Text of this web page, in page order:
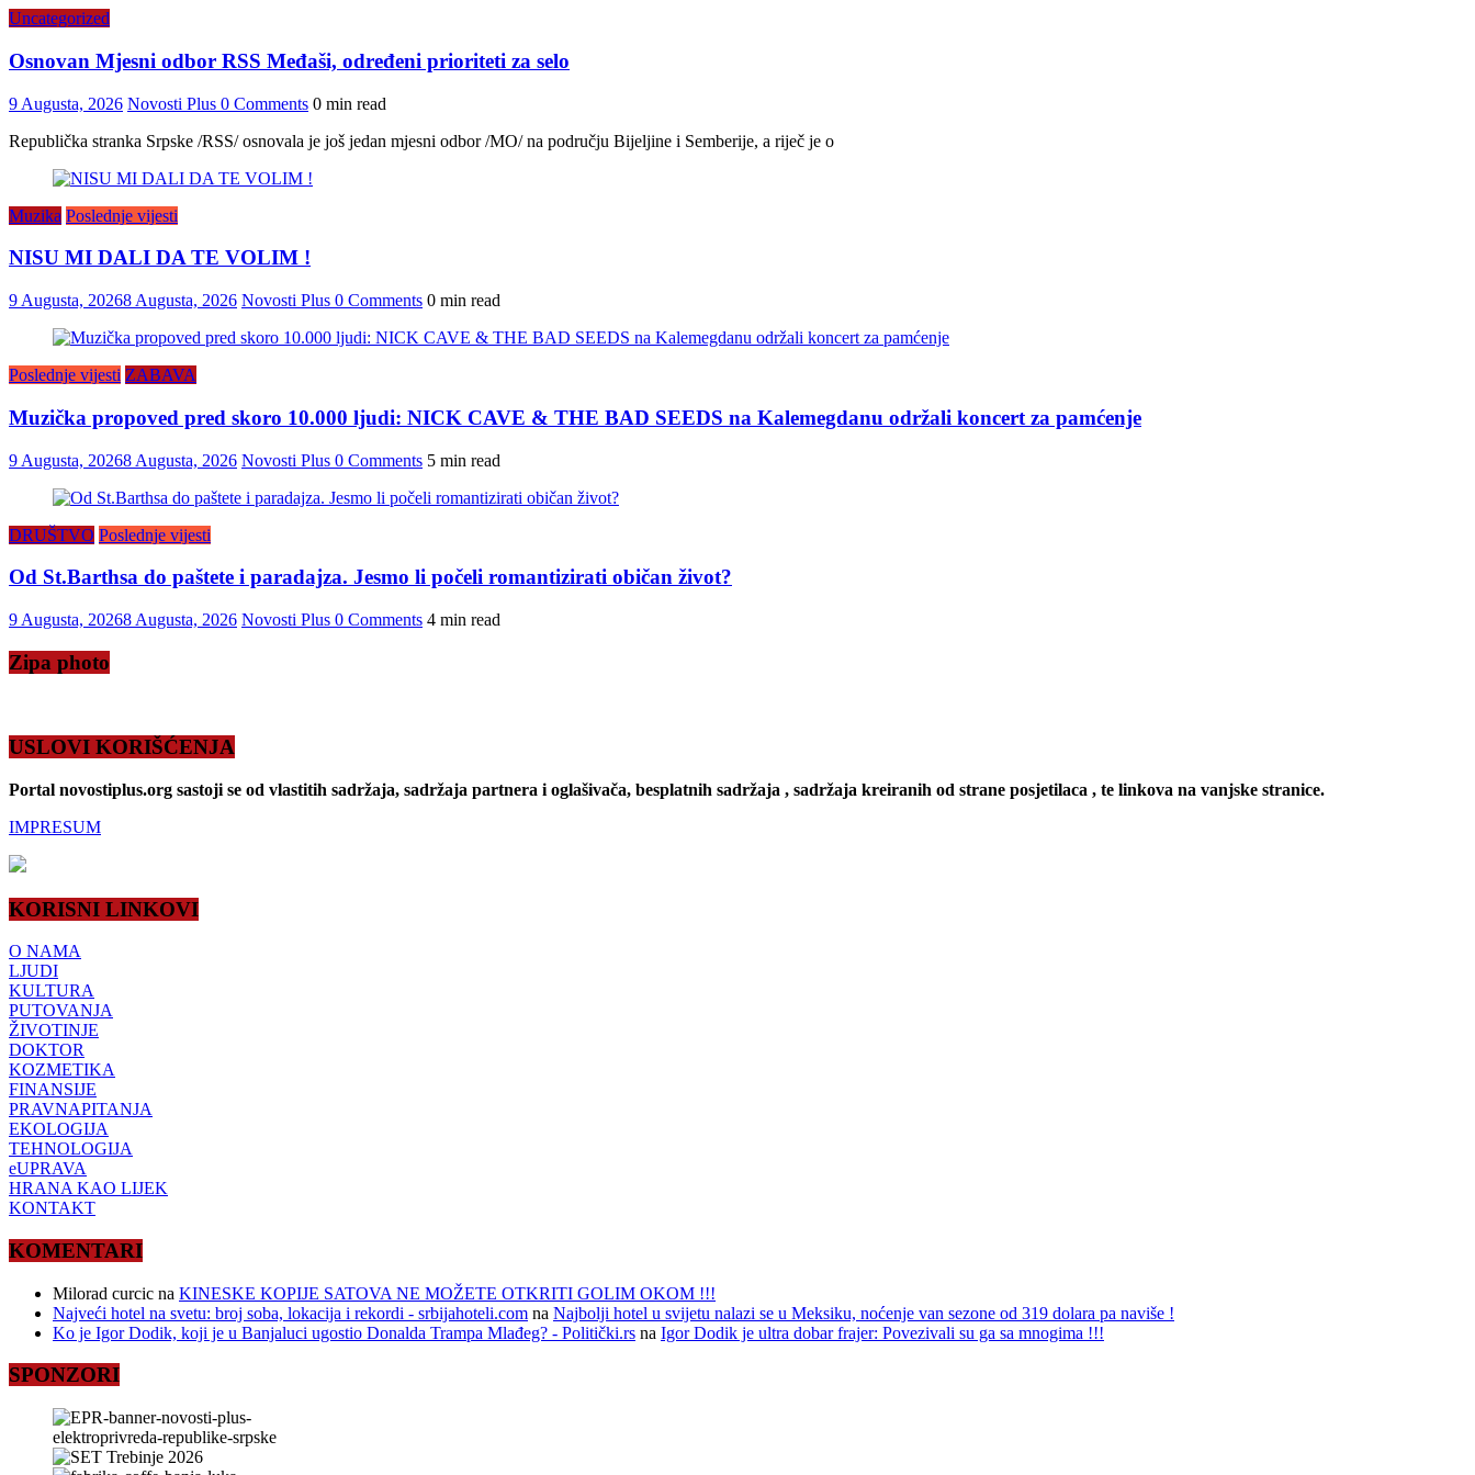
Uncategorized
Osnovan Mjesni odbor RSS Međaši, određeni prioriteti za selo
9 Augusta, 2026 Novosti Plus 0 Comments 0 min read
Republička stranka Srpske /RSS/ osnovala je još jedan mjesni odbor /MO/ na području Bijeljine i Semberije, a riječ je o
Muzika Poslednje vijesti
NISU MI DALI DA TE VOLIM !
9 Augusta, 20268 Augusta, 2026 Novosti Plus 0 Comments 0 min read
Poslednje vijesti ZABAVA
Muzička propoved pred skoro 10.000 ljudi: NICK CAVE & THE BAD SEEDS na Kalemegdanu održali koncert za pamćenje
9 Augusta, 20268 Augusta, 2026 Novosti Plus 0 Comments 5 min read
DRUŠTVO Poslednje vijesti
Od St.Barthsa do paštete i paradajza. Jesmo li počeli romantizirati običan život?
9 Augusta, 20268 Augusta, 2026 Novosti Plus 0 Comments 4 min read
Zipa photo
USLOVI KORIŠĆENJA
Portal novostiplus.org sastoji se od vlastitih sadržaja, sadržaja partnera i oglašivača, besplatnih sadržaja , sadržaja kreiranih od strane posjetilaca , te linkova na vanjske stranice.
IMPRESUM
KORISNI LINKOVI
O NAMA
LJUDI
KULTURA
PUTOVANJA
ŽIVOTINJE
DOKTOR
KOZMETIKA
FINANSIJE
PRAVNAPITANJA
EKOLOGIJA
TEHNOLOGIJA
eUPRAVA
HRANA KAO LIJEK
KONTAKT
KOMENTARI
Milorad curcic na KINESKE KOPIJE SATOVA NE MOŽETE OTKRITI GOLIM OKOM !!!
Najveći hotel na svetu: broj soba, lokacija i rekordi - srbijahoteli.com na Najbolji hotel u svijetu nalazi se u Meksiku, noćenje van sezone od 319 dolara pa naviše !
Ko je Igor Dodik, koji je u Banjaluci ugostio Donalda Trampa Mlađeg? - Politički.rs na Igor Dodik je ultra dobar frajer: Povezivali su ga sa mnogima !!!
SPONZORI